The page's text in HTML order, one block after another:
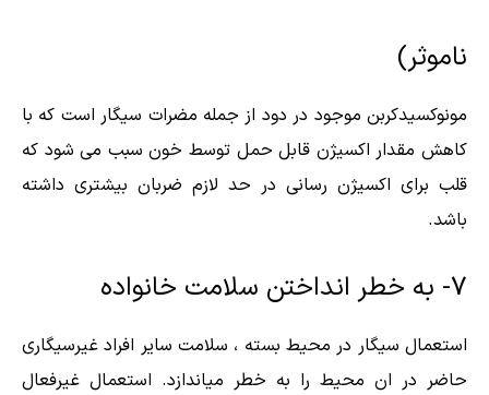
ناموثر)
مونوکسیدکربن موجود در دود از جمله مضرات سیگار است که با
کاهش مقدار اکسیژن قابل حمل توسط خون سبب می شود که
قلب برای اکسیژن رسانی در حد لازم ضربان بیشتری داشته
باشد.
۷- به خطر انداختن سلامت خانواده
استعمال سیگار در محیط بسته ، سلامت سایر افراد غیرسیگاری
حاضر در ان محیط را به خطر میاندازد. استعمال غیرفعال